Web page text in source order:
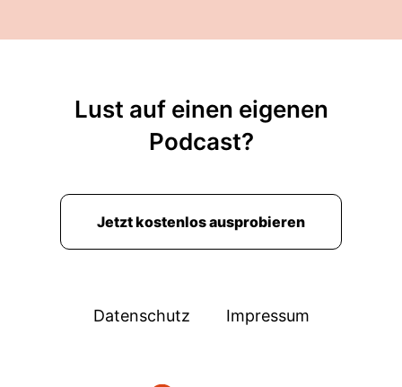
Lust auf einen eigenen
Podcast?
Jetzt kostenlos ausprobieren
Datenschutz Impressum